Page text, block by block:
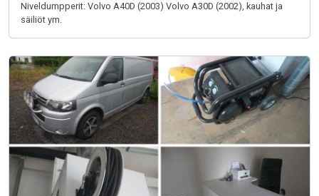
Niveldumpperit: Volvo A40D (2003) Volvo A30D (2002), kauhat ja
säiliöt ym.